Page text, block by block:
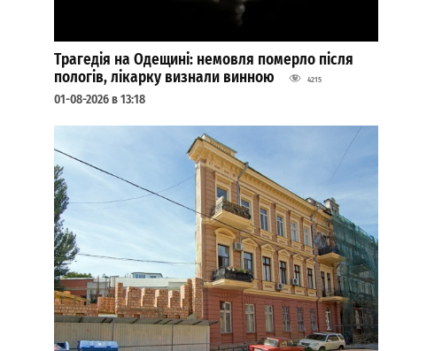
Трагедія на Одещині: немовля померло після
пологів, лікарку визнали винною
4215
01-08-2026 в 13:18